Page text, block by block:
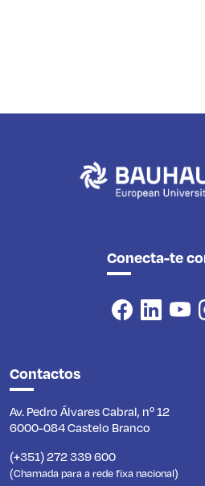
Conecta-te
Contactos
Av. Pedro Álvares Cabral, nº 12
6000-084 Castelo Branco
(+351) 272 339 600
(Chamada para a rede fixa nacional)